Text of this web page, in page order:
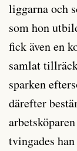
liggarna och
som hon
fick även en
samlat
sparken
därefter
tvingades